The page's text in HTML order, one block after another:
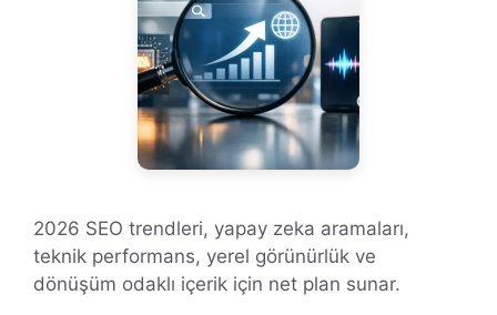
2026 SEO trendleri, yapay zeka aramaları,
teknik performans, yerel görünürlük ve
dönüşüm odaklı içerik için net plan sunar.